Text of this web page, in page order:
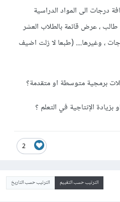
الى المواد الدراسية
، عرض قائمة بالطلاب العشر
، وغيرها.... (طبعا لا زلت اضيف
برمجية متوسطة او متقدمة؟
الإنتاجية في التعلم ؟
2
الترتيب حسب التقييم الترتيب حسب التاريخ